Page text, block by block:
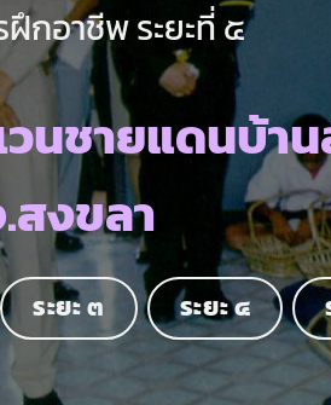
ฝึกอาชีพ ระยะที่ ๕
วนชายแดนบ้าน
สงขลา
ระยะ ๓ ระยะ ๔